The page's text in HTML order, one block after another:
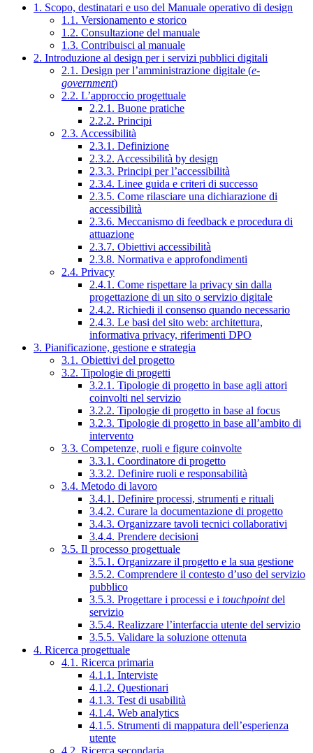
1. Scopo, destinatari e uso del Manuale operativo di design
1.1. Versionamento e storico
1.2. Consultazione del manuale
1.3. Contribuisci al manuale
2. Introduzione al design per i servizi pubblici digitali
2.1. Design per l’amministrazione digitale (e-
government)
2.2. L’approccio progettuale
2.2.1. Buone pratiche
2.2.2. Principi
2.3. Accessibilità
2.3.1. Definizione
2.3.2. Accessibilità by design
2.3.3. Principi per l’accessibilità
2.3.4. Linee guida e criteri di successo
2.3.5. Come rilasciare una dichiarazione di
accessibilità
2.3.6. Meccanismo di feedback e procedura di
attuazione
2.3.7. Obiettivi accessibilità
2.3.8. Normativa e approfondimenti
2.4. Privacy
2.4.1. Come rispettare la privacy sin dalla
progettazione di un sito o servizio digitale
2.4.2. Richiedi il consenso quando necessario
2.4.3. Le basi del sito web: architettura,
informativa privacy, riferimenti DPO
3. Pianificazione, gestione e strategia
3.1. Obiettivi del progetto
3.2. Tipologie di progetti
3.2.1. Tipologie di progetto in base agli attori
coinvolti nel servizio
3.2.2. Tipologie di progetto in base al focus
3.2.3. Tipologie di progetto in base all’ambito di
intervento
3.3. Competenze, ruoli e figure coinvolte
3.3.1. Coordinatore di progetto
3.3.2. Definire ruoli e responsabilità
3.4. Metodo di lavoro
3.4.1. Definire processi, strumenti e rituali
3.4.2. Curare la documentazione di progetto
3.4.3. Organizzare tavoli tecnici collaborativi
3.4.4. Prendere decisioni
3.5. Il processo progettuale
3.5.1. Organizzare il progetto e la sua gestione
3.5.2. Comprendere il contesto d’uso del servizio
pubblico
3.5.3. Progettare i processi e i touchpointdel
servizio
3.5.4. Realizzare l’interfaccia utente del servizio
3.5.5. Validare la soluzione ottenuta
4. Ricerca progettuale
4.1. Ricerca primaria
4.1.1. Interviste
4.1.2. Questionari
4.1.3. Test di usabilità
4.1.4. Web analytics
4.1.5. Strumenti di mappatura dell’esperienza
utente
4.2. Ricerca secondaria